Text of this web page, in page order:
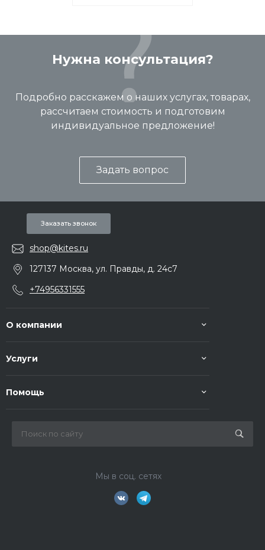
Нужна консультация?
Подробно расскажем о наших услугах, товарах,
рассчитаем стоимость и подготовим
индивидуальное предложение!
Задать вопрос
Заказать звонок
shop@kites.ru
127137 Москва, ул. Правды, д. 24с7
+74956331555
О компании
Услуги
Помощь
Мы в соц. сетях